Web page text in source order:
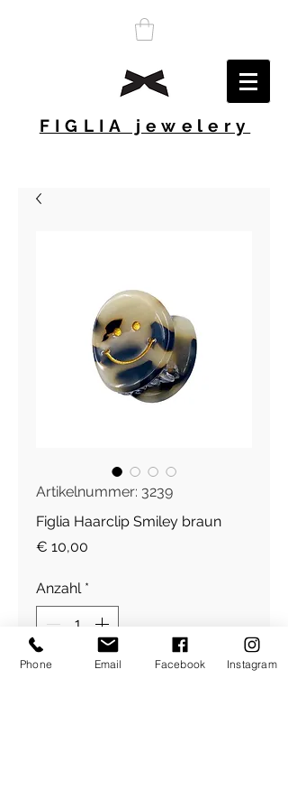
FIGLIA jewelery
Artikelnummer: 3239
Figlia Haarclip Smiley braun
€ 10,00
Anzahl *
Phone Email Facebook Instagram